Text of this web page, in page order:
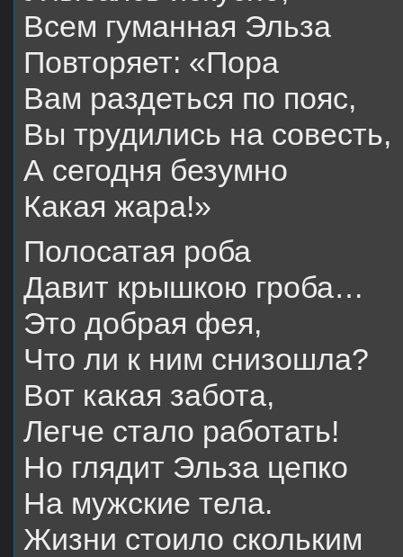
Всем гуманная Эльза
Повторяет: «Пора
Вам раздеться по пояс,
Вы трудились на совесть,
А сегодня безумно
Какая жара!»
Полосатая роба
Давит крышкою гроба…
Это добрая фея,
Что ли к ним снизошла?
Вот какая забота,
Легче стало работать!
Но глядит Эльза цепко
На мужские тела.
Жизни стоило скольким